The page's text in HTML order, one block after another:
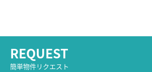
REQUEST
簡単物件リクエスト